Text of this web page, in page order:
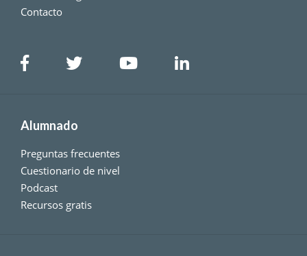
Contacto
Alumnado
Preguntas frecuentes
Cuestionario de nivel
Podcast
Recursos gratis